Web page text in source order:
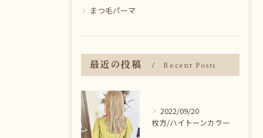
まつ毛パーマ
最近の投稿 Recent Posts
2022/09/20
枚方/ハイトーンカラー